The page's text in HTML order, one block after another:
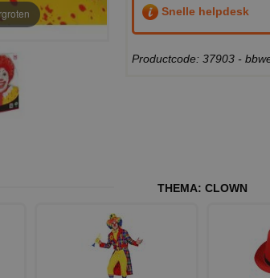
Snelle helpdesk
Productcode: 37903 -
THEMA: CLOWN